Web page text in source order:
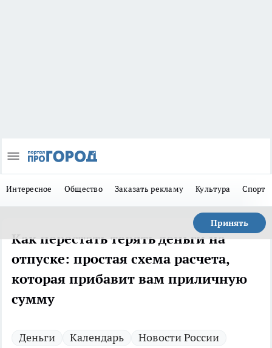
Интересное Общество Заказать рекламу Культура Спорт
Принять
Как перестать терять деньги на
отпуске: простая схема расчета,
которая прибавит вам приличную
сумму
Деньги Календарь
Новости России